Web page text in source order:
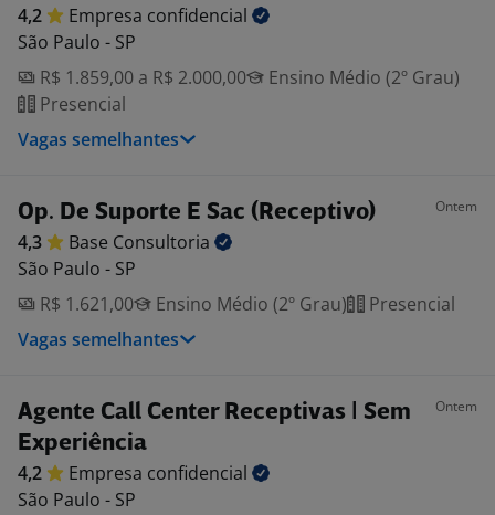
4,2 Empresa confidencial
São Paulo - SP
R$ 1.859,00 a R$ 2.000,00
Ensino Médio (2º Grau)
Presencial
Vagas semelhantes
Op. De Suporte E Sac (Receptivo) Ontem
4,3 Base Consultoria
São Paulo - SP
R$ 1.621,00
Ensino Médio (2º Grau)
Presencial
Vagas semelhantes
Agente Call Center Receptivas | Sem
Experiência
Ontem
4,2 Empresa confidencial
São Paulo - SP